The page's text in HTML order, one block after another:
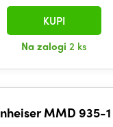
Na zalogi 2 ks
KUPI
MMD 935-1